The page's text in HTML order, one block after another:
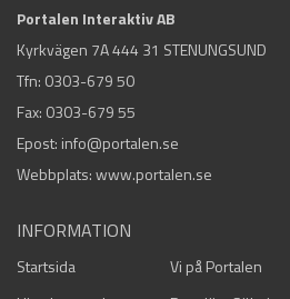
Portalen Interaktiv AB
Kyrkvägen 7A 444 31 STENUNGSUND
Tfn: 0303-679 50
Fax: 0303-679 55
Epost: info@portalen.se
Webbplats: www.portalen.se
INFORMATION
Startsida Vi på Portalen